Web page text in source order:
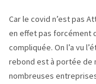
Car le covid n’est pas
en effet pas forcément
compliquée. On l’a vu
rebond est à portée de
nombreuses